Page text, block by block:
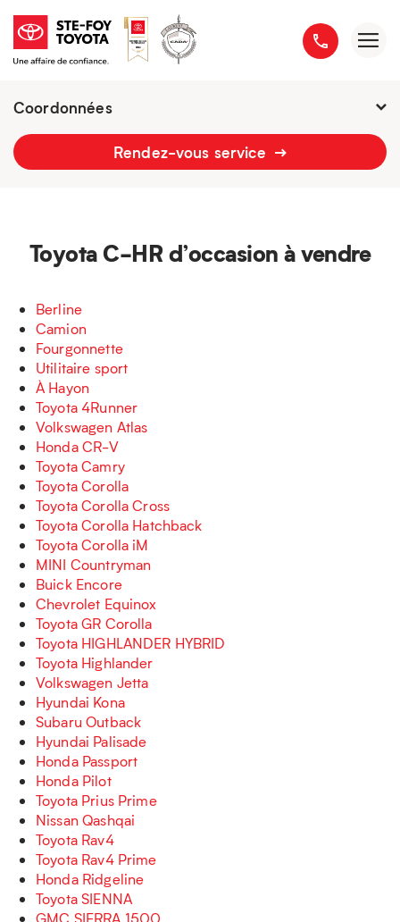
Coordonnées
Fermé : Ouverture-
Rendez-vous service
Toyota C-HR d’occasion à vendre
Berline
Camion
Fourgonnette
Utilitaire sport
À Hayon
Toyota 4Runner
Volkswagen Atlas
Honda CR-V
Toyota Camry
Toyota Corolla
Toyota Corolla Cross
Toyota Corolla Hatchback
Toyota Corolla iM
MINI Countryman
Buick Encore
Chevrolet Equinox
Toyota GR Corolla
Toyota HIGHLANDER HYBRID
Toyota Highlander
Volkswagen Jetta
Hyundai Kona
Subaru Outback
Hyundai Palisade
Honda Passport
Honda Pilot
Toyota Prius Prime
Nissan Qashqai
Toyota Rav4
Toyota Rav4 Prime
Honda Ridgeline
Toyota SIENNA
GMC SIERRA 1500